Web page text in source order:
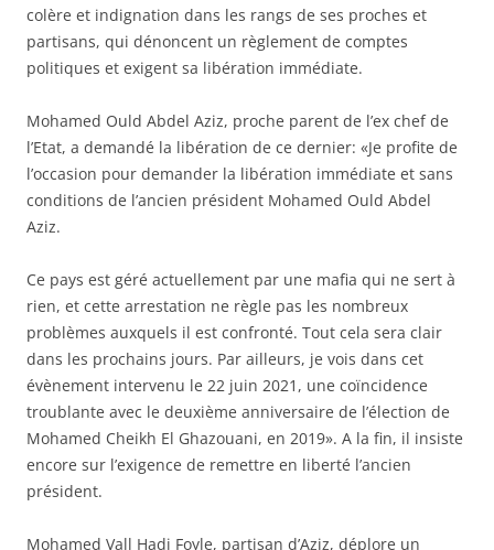
colère et indignation dans les rangs de ses proches et
partisans, qui dénoncent un règlement de comptes
politiques et exigent sa libération immédiate.
Mohamed Ould Abdel Aziz, proche parent de l’ex chef de
l’Etat, a demandé la libération de ce dernier: «Je profite de
l’occasion pour demander la libération immédiate et sans
conditions de l’ancien président Mohamed Ould Abdel
Aziz.
Ce pays est géré actuellement par une mafia qui ne sert à
rien, et cette arrestation ne règle pas les nombreux
problèmes auxquels il est confronté. Tout cela sera clair
dans les prochains jours. Par ailleurs, je vois dans cet
évènement intervenu le 22 juin 2021, une coïncidence
troublante avec le deuxième anniversaire de l’élection de
Mohamed Cheikh El Ghazouani, en 2019». A la fin, il insiste
encore sur l’exigence de remettre en liberté l’ancien
président.
Mohamed Vall Hadi Foyle, partisan d’Aziz, déplore un